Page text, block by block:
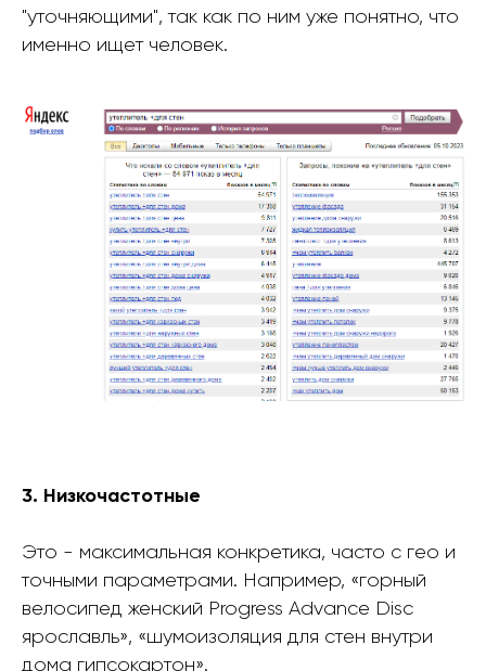
"уточняющими", так как по ним уже понятно, что
именно ищет человек.
3. Низкочастотные
Это - максимальная конкретика, часто с гео и
точными параметрами. Например, «горный
велосипед женский Progress Advance Disc
ярославль», «шумоизоляция для стен внутри
дома гипсокартон».